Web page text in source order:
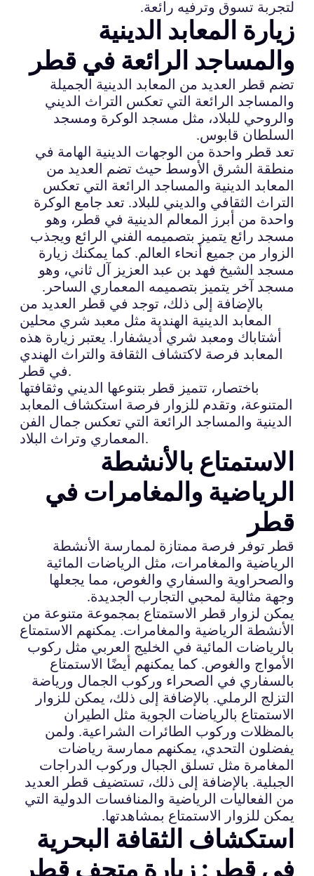
لتجربة تسوق وترفيه رائعة.
زيارة المعابد الدينية
والمساجد الرائعة في قطر
تضم قطر العديد من المعابد الدينية الجميلة
والمساجد الرائعة التي تعكس التراث الديني
والروحي للبلاد، مثل مسجد الوكرة ومسجد
السلطان قابوس.
تعد قطر واحدة من الوجهات الدينية الهامة في
منطقة الشرق الأوسط حيث تضم العديد من
المعابد الدينية والمساجد الرائعة التي تعكس
التراث الثقافي والديني للبلاد. تعد جامع الوكرة
واحدة من أبرز المعالم الدينية في قطر، وهو
مسجد رائع يتميز بتصميمه الفني الرائع ويجذب
الزوار من جميع أنحاء العالم. كما يمكنك زيارة
مسجد الشيخ فهد بن عبد العزيز آل ثاني، وهو
مسجد آخر يتميز بتصميمه المعماري الساحر.
بالإضافة إلى ذلك، توجد في قطر العديد من
المعابد الدينية الهندية مثل معبد شري محلين
أشتاباك ومعبد شري أديشفارا. يعتبر زيارة هذه
المعابد فرصة لاكتشاف الثقافة والتراث الهندي
في قطر.
باختصار، تتميز قطر بتنوعها الديني وثقافتها
المتنوعة، وتقدم للزوار فرصة استكشاف المعابد
الدينية والمساجد الرائعة التي تعكس جمال الفن
المعماري وتراث البلاد.
الاستمتاع بالأنشطة
الرياضية والمغامرات في
قطر
قطر توفر فرصة ممتازة لممارسة الأنشطة
الرياضية والمغامرات، مثل الرياضات المائية
والصحراوية والسفاري والغوص، مما يجعلها
وجهة مثالية لمحبي التجارب الجديدة.
يمكن لزوار قطر الاستمتاع بمجموعة متنوعة من
الأنشطة الرياضية والمغامرات. يمكنهم الاستمتاع
بالرياضات المائية في الخليج العربي مثل ركوب
الأمواج والغوص. كما يمكنهم أيضًا الاستمتاع
بالسفاري في الصحراء وركوب الجمال ورياضة
التزلج الرملي. بالإضافة إلى ذلك، يمكن للزوار
الاستمتاع بالرياضات الجوية مثل الطيران
بالمظلات وركوب الطائرات الشراعية. ولمن
يفضلون التحدي، يمكنهم ممارسة رياضات
المغامرة مثل تسلق الجبال وركوب الدراجات
الجبلية. بالإضافة إلى ذلك، تستضيف قطر العديد
من الفعاليات الرياضية والمنافسات الدولية التي
يمكن للزوار الاستمتاع بمشاهدتها.
استكشاف الثقافة البحرية
في قطر: زيارة متحف قطر